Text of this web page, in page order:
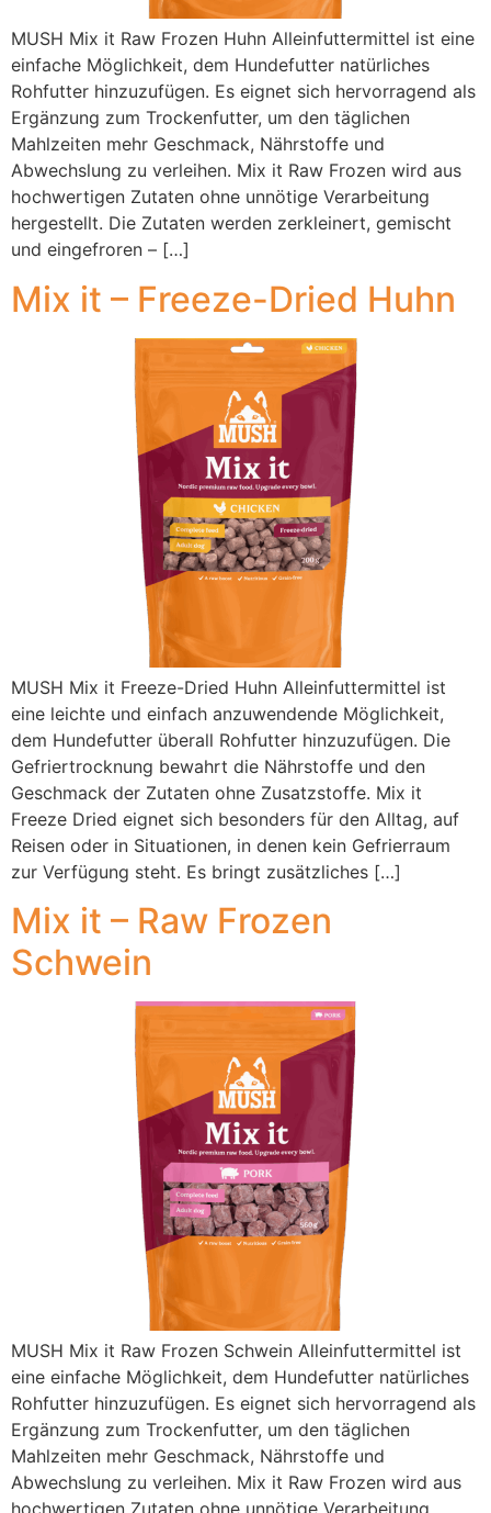
MUSH Mix it Raw Frozen Huhn Alleinfuttermittel ist eine
einfache Möglichkeit, dem Hundefutter natürliches
Rohfutter hinzuzufügen. Es eignet sich hervorragend als
Ergänzung zum Trockenfutter, um den täglichen
Mahlzeiten mehr Geschmack, Nährstoffe und
Abwechslung zu verleihen. Mix it Raw Frozen wird aus
hochwertigen Zutaten ohne unnötige Verarbeitung
hergestellt. Die Zutaten werden zerkleinert, gemischt
und eingefroren – […]
Mix it – Freeze-Dried Huhn
MUSH Mix it Freeze-Dried Huhn Alleinfuttermittel ist
eine leichte und einfach anzuwendende Möglichkeit,
dem Hundefutter überall Rohfutter hinzuzufügen. Die
Gefriertrocknung bewahrt die Nährstoffe und den
Geschmack der Zutaten ohne Zusatzstoffe. Mix it
Freeze Dried eignet sich besonders für den Alltag, auf
Reisen oder in Situationen, in denen kein Gefrierraum
zur Verfügung steht. Es bringt zusätzliches […]
Mix it – Raw Frozen
Schwein
MUSH Mix it Raw Frozen Schwein Alleinfuttermittel ist
eine einfache Möglichkeit, dem Hundefutter natürliches
Rohfutter hinzuzufügen. Es eignet sich hervorragend als
Ergänzung zum Trockenfutter, um den täglichen
Mahlzeiten mehr Geschmack, Nährstoffe und
Abwechslung zu verleihen. Mix it Raw Frozen wird aus
hochwertigen Zutaten ohne unnötige Verarbeitung